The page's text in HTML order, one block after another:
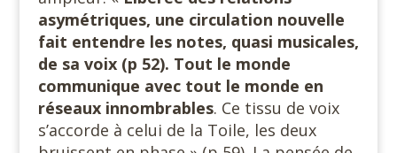
asymétriques, une circulation nouvelle
fait entendre les notes, quasi musicales,
de sa voix (p 52). Tout le monde
communique avec tout le monde en
réseaux innombrables. Ce tissu de voix
s’accorde à celui de la Toile, les deux